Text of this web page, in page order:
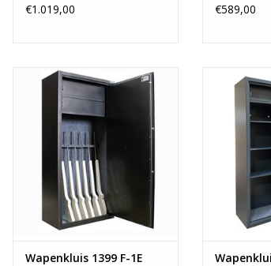
€1.019,00
€589,00
- 175x80 cm
- Ruimte voor 12 geweren
- 2 binnenkluizen
- Vanaf 180 kg
TOEVOEGEN AAN WINKELWAGEN
Wapenkluis 1399 F-1E
-
-
- Opslag
- Ruime
- 4